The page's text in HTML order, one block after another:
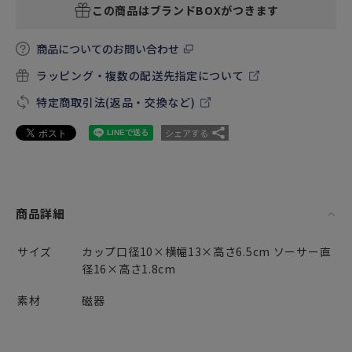
この商品はブランドBOXがつきます
商品についてのお問い合わせ
ラッピング・複数の配送先指定について
特定商取引法(返品・交換など)
シェアする
商品詳細
サイズ
カップ口径10×横幅13×高さ6.5cm ソーサー直
径16×高さ1.8cm
素材
磁器